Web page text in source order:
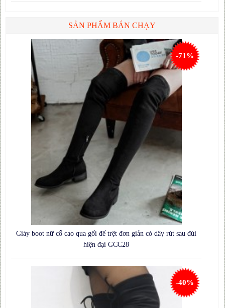
SẢN PHẨM BÁN CHẠY
Giày boot nữ cổ cao qua gối đế trệt đơn giản có dây rút sau đùi
hiện đại GCC28
-71%
-40%